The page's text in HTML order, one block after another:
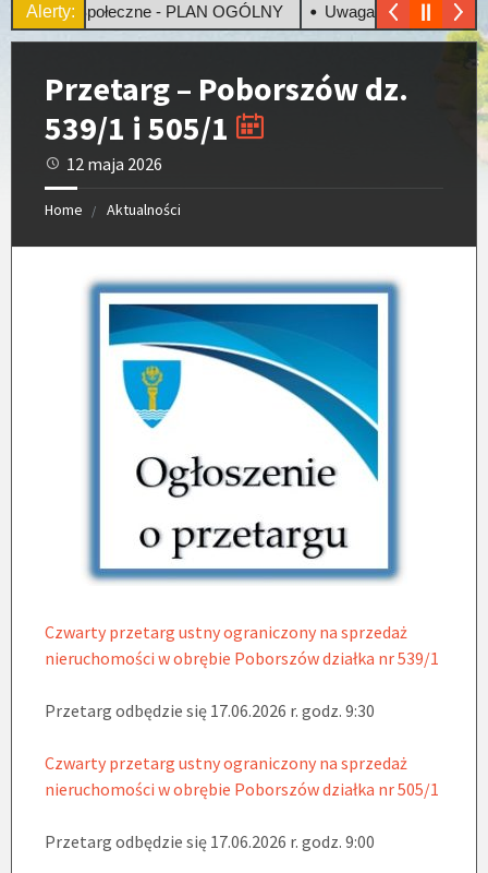
Alerty:Społeczne - PLAN OGÓLNY Uwaga! Upały
Przetarg – Poborszów dz.
539/1 i 505/1
12 maja 2026
Home Aktualności
Czwarty przetarg ustny ograniczony na sprzedaż
nieruchomości w obrębie Poborszów działka nr 539/1
Przetarg odbędzie się 17.06.2026 r. godz. 9:30
Czwarty przetarg ustny ograniczony na sprzedaż
nieruchomości w obrębie Poborszów działka nr 505/1
Przetarg odbędzie się 17.06.2026 r. godz. 9:00